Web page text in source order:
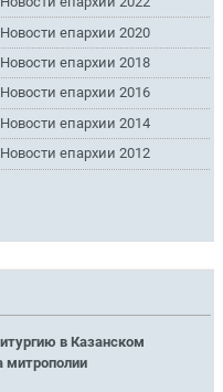
Новости епархии 2020
Новости епархии 2018
Новости епархии 2016
Новости епархии 2014
Новости епархии 2012
в Казанском
митрополии